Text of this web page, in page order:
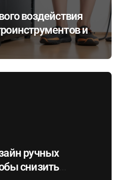
воздействия
и
при ремонте
ручных
снизить